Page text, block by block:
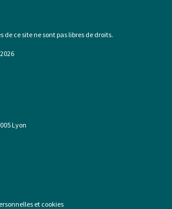
de ce site ne sont pas libres de droits.
Lyon
et cookies